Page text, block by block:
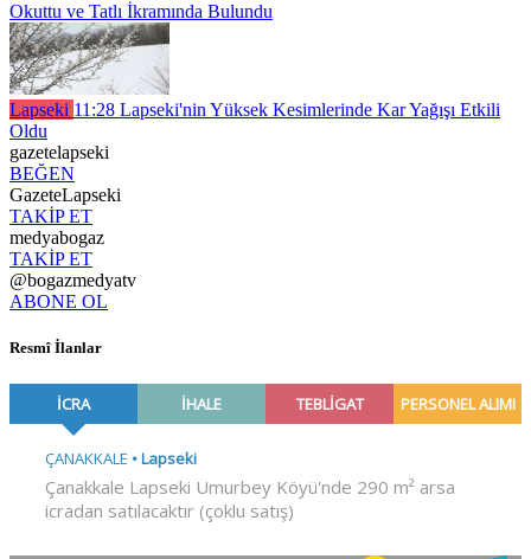
Okuttu ve Tatlı İkramında Bulundu
Lapseki 11:28 Lapseki'nin Yüksek Kesimlerinde Kar Yağışı Etkili
Oldu
gazetelapseki
BEĞEN
GazeteLapseki
TAKİP ET
medyabogaz
TAKİP ET
@bogazmedyatv
ABONE OL
Resmî İlanlar